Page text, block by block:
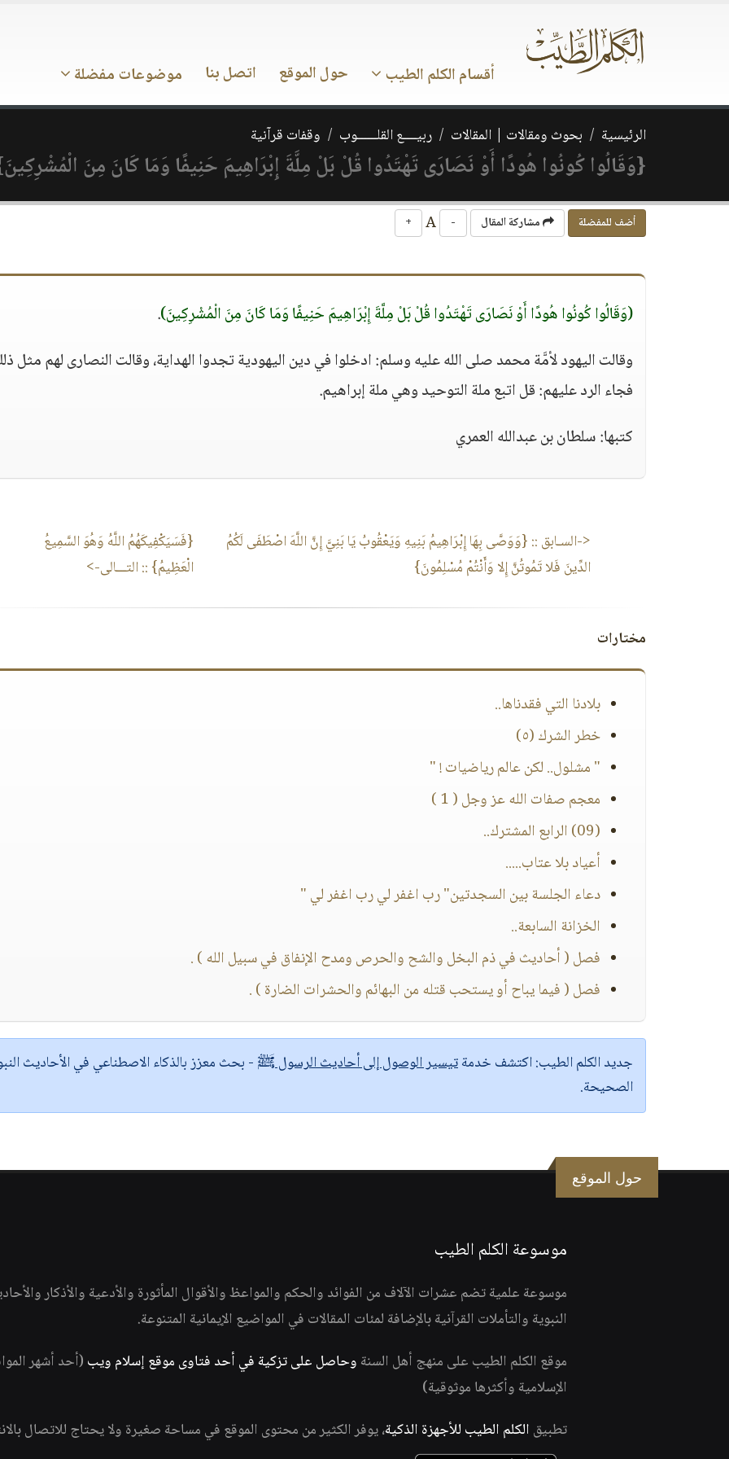
أقسام الكلم الطيب حول الموقع اتصل بنا موضوعات مفضلة
الرئيسية بحوث ومقالات | المقالات ربيــــع القلــــــوب وقفات قرآنية
{وَقَالُوا كُونُوا هُودًا أَوْ نَصَارَى تَهْتَدُوا قُلْ بَلْ مِلَّةَ إِبْرَاهِيمَ حَنِيفًا وَمَا كَانَ مِنَ
أضف للمفضلة مشاركة المقال -
+
(وَقَالُوا كُونُوا هُودًا أَوْ نَصَارَى تَهْتَدُوا قُلْ بَلْ مِلَّةَ إِبْرَاهِيمَ حَنِيفًا وَمَا كَانَ مِنَ الْمُشْرِكِينَ).
وقالت اليهود لأمَّة محمد صلى الله عليه وسلم: ادخلوا في دين اليهودية تجدوا الهداية، وقالت النصارى لهم مثل
فجاء الرد عليهم: قل اتبع ملة التوحيد وهي ملة إبراهيم.
كتبها: سلطان بن عبدالله العمري
<-السـابق :: {وَوَصَّى بِهَا إِبْرَاهِيمُ بَنِيهِ وَيَعْقُوبُ يَا بَنِيَّ إِنَّ اللَّهَ اصْطَفَى لَكُمُ
الدِّينَ فَلا تَمُوتُنَّ إِلا وَأَنْتُمْ مُسْلِمُونَ}
{فَسَيَكْفِيكَهُمُ اللَّهُ وَهُوَ السَّمِيعُ
الْعَظِيمُ} :: التـــالى->
مختارات
بلادنا التي فقدناها..
خطر الشرك (٥)
" مشلول.. لكن عالم رياضيات ! "
معجم صفات الله عز وجل ( 1 )
(09) الرابع المشترك..
أعياد بلا عتاب.....
دعاء الجلسة بين السجدتين" رب اغفر لي رب اغفر لي "
الخزانة السابعة..
فصل ( أحاديث في ذم البخل والشح والحرص ومدح الإنفاق في سبيل الله ) .
فصل ( فيما يباح أو يستحب قتله من البهائم والحشرات الضارة ) .
جديد الكلم الطيب:اكتشف خدمةتيسير الوصول إلى أحاديث الرسول ﷺ - بحث معزز بالذكاء الاصطناعي في الأحاديث
الصحيحة.
حول الموقع
موسوعة الكلم الطيب
موسوعة علمية تضم عشرات الآلاف من الفوائد والحكم والمواعظ والأقوال المأثورة والأدعية والأذكار
النبوية والتأملات القرآنية بالإضافة لمئات المقالات في المواضيع الإيمانية المتنوعة.
موقع الكلم الطيب على منهج أهل السنة وحاصل على تزكية في أحد فتاوى موقع إسلام ويب (أحد أشهر
الإسلامية وأكثرها موثوقية)
تطبيق الكلم الطيب للأجهزة الذكية، يوفر الكثير من محتوى الموقع في مساحة صغيرة ولا يحتاج للاتصال